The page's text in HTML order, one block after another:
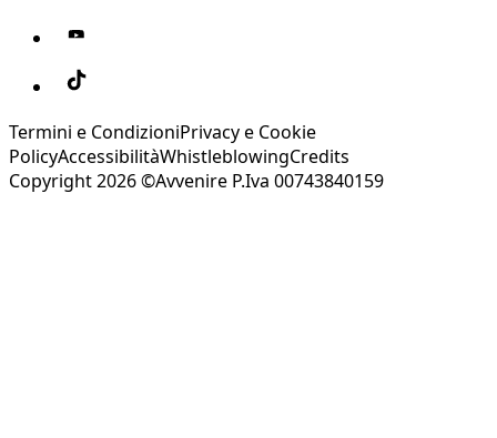
Termini e CondizioniPrivacy e Cookie
PolicyAccessibilitàWhistleblowingCredits
Copyright 2026 ©Avvenire P.Iva 00743840159